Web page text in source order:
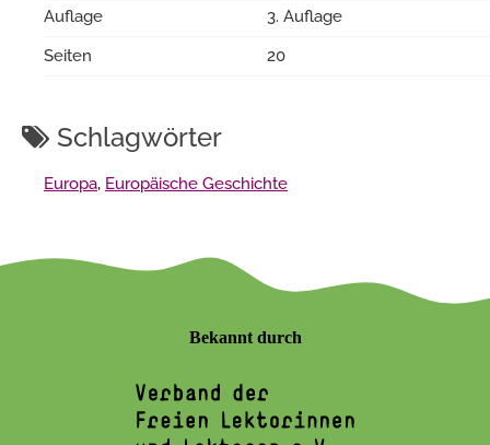
Auflage
3. Auflage
Seiten
20
Schlagwörter
Europa, Europäische Geschichte
Bekannt durch